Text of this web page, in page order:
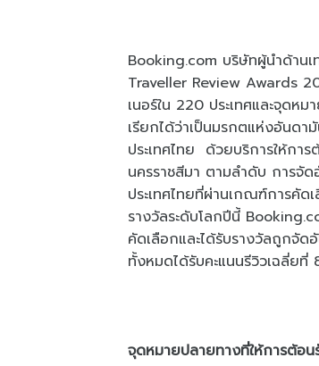
Booking.com บริษัทผู้นำด้านเ
Traveller Review Awards
เนอร์ใน 220 ประเทศและจุดห
เรียกได้ว่าเป็นมรกตแห่งอันดา
ประเทศไทย ด้วยบริการให้กา
นครราชสีมา ตามลำดับ การจั
ประเทศไทยที่ผ่านเกณฑ์การคั
รางวัลระดับโลกปีนี้
คัดเลือกและได้รับรางวัลถูกจัด
ทั้งหมดได้รับคะแนนรีวิวเฉลี่ยที่
จุดหมายปลายทางที่ให้การต้อน